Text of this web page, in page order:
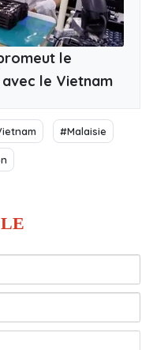
le
le Vietnam
#Malaisie